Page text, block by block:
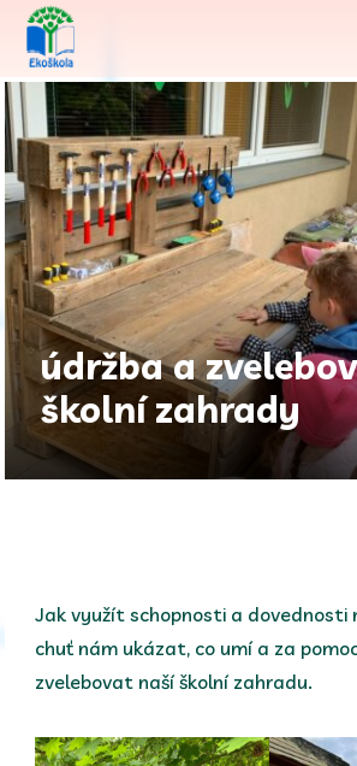
údržba a
školní zahrady
Jak využít schopnosti a dovednosti
chuť nám ukázat, co umí a za
zvelebovat naší školní zahradu.